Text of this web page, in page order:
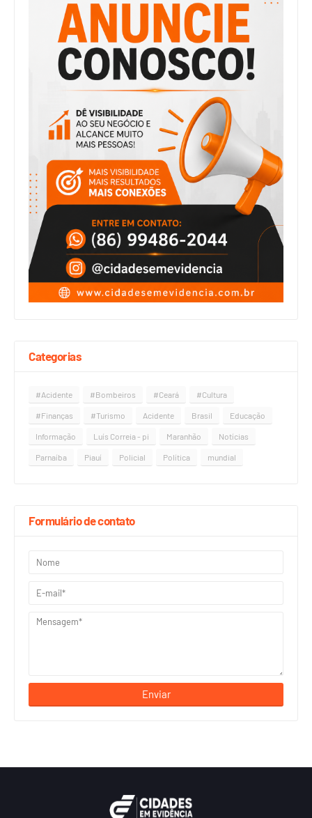
Categorias
#Acidente #Bombeiros #Ceará #Cultura
#Finanças #Turismo Acidente Brasil Educação
Informação Luís Correia - pi Maranhão Notícias
Parnaíba Piauí Policial Política mundial
Formulário de contato